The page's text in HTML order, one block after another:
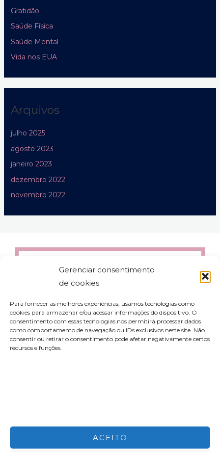
Gerenciar consentimento
de cookies
Para fornecer as melhores experiências, usamos tecnologias como
cookies para armazenar e/ou acessar informações do dispositivo. O
consentimento com essas tecnologias nos permitirá processar dados
como comportamento de navegação ou IDs exclusivos neste site. Não
consentir ou retirar o consentimento pode afetar negativamente certos
recursos e funções.
ACEITO
Gratidão
Saúde Física
Saúde Mental
Vida nos EUA
Arquivos
julho 2025
agosto 2023
janeiro 2023
dezembro 2022
novembro 2022